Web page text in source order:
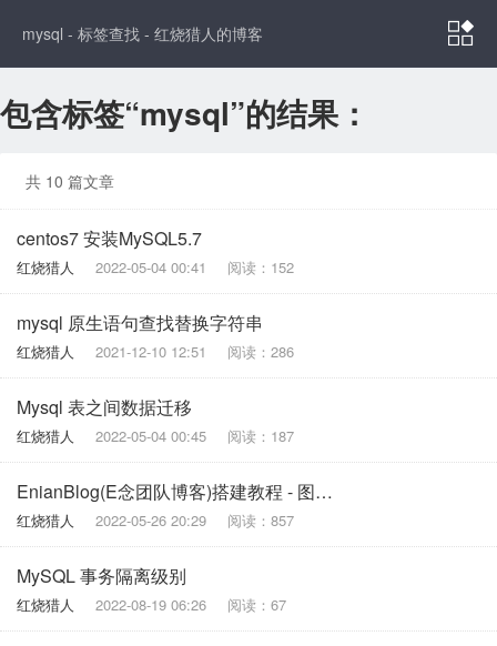
mysql - 标签查找 - 红烧猎人的博客 
包含标签“mysql”的结果：
共 10 篇文章
centos7 安装MySQL5.7
红烧猎人 2022-05-04 00:41 阅读：152
mysql 原生语句查找替换字符串
红烧猎人 2021-12-10 12:51 阅读：286
Mysql 表之间数据迁移
红烧猎人 2022-05-04 00:45 阅读：187
EnianBlog(E念团队博客)搭建教程 - 图文版
红烧猎人 2022-05-26 20:29 阅读：857
MySQL 事务隔离级别
红烧猎人 2022-08-19 06:26 阅读：67